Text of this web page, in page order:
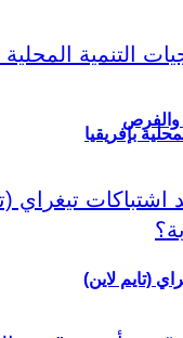
والفرص
بإفريقيا
(تايم لاين)